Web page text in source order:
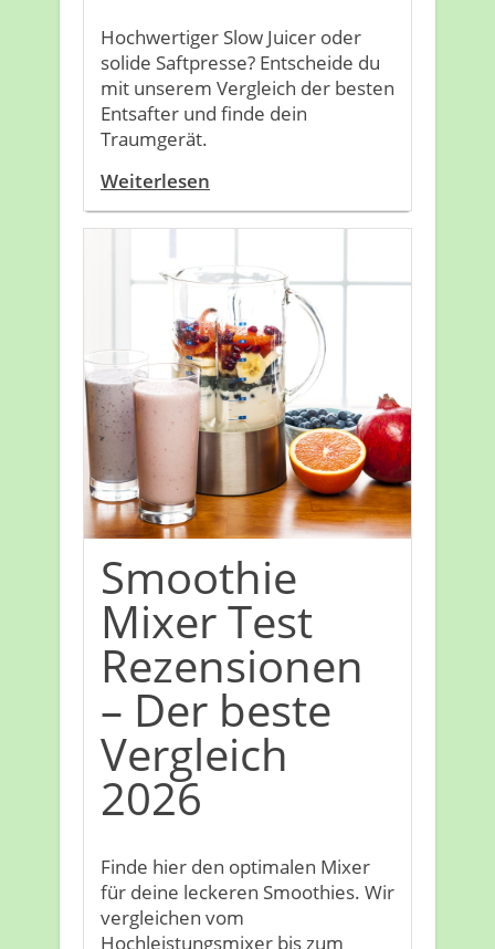
Hochwertiger Slow Juicer oder
solide Saftpresse? Entscheide du
mit unserem Vergleich der besten
Entsafter und finde dein
Traumgerät.
Weiterlesen
Smoothie
Mixer Test
Rezensionen
– Der beste
Vergleich
2026
Finde hier den optimalen Mixer
für deine leckeren Smoothies. Wir
vergleichen vom
Hochleistungsmixer bis zum